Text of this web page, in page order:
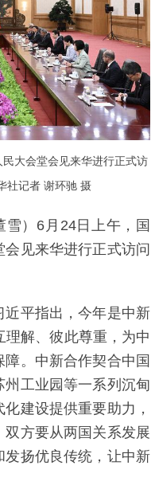
大会堂会见来华进行正式访
社记者 谢环驰 摄
）6月24日上午，国
见来华进行正式访问
近平指出，今年是中新
解、彼此尊重，为中
。中新合作契合中国
工业园等一系列沉甸
建设提供重要助力，
方要从两国关系发展
发扬优良传统，让中新